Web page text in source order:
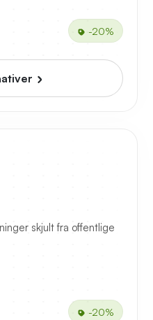
-20%
skjult fra offentlige
-20%